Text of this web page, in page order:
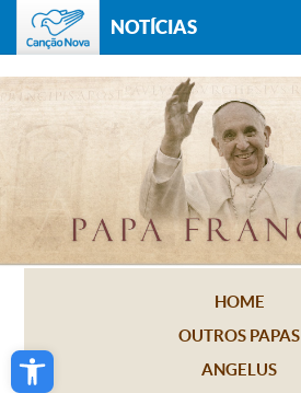
Open toolbar
NOTÍCIAS
HOME
OUTROS PAPAS
ANGELUS